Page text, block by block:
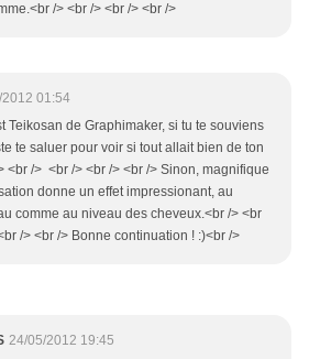
/> <br /> <br /> <br />
2012 01:54
Teikosan de Graphimaker, si tu te souviens
te saluer pour voir si tout allait bien de ton
<br /> <br /> <br /> <br /> Sinon, magnifique
donne un effet impressionant, au
comme au niveau des cheveux.<br /> <br
/> <br /> Bonne continuation ! :)<br />
24/05/2012 19:45